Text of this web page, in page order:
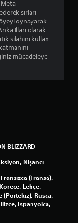
Meta
sırları
oynayarak
Illari olarak
silahını kullan
mücadeleye
BLIZZARD
Nişancı
(Fransa),
Lehçe,
(Portekiz), Rusça,
İspanyolca,